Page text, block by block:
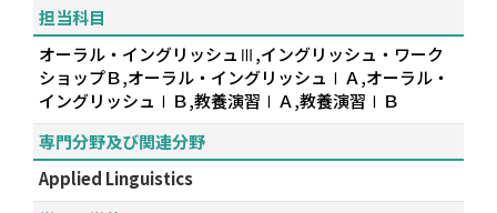
担当科目
オーラル・イングリッシュⅢ,イングリッシュ・ワーク
ショップＢ,オーラル・イングリッシュⅠＡ,オーラル・
イングリッシュⅠＢ,教養演習ⅠＡ,教養演習ⅠＢ
専門分野及び関連分野
Applied Linguistics